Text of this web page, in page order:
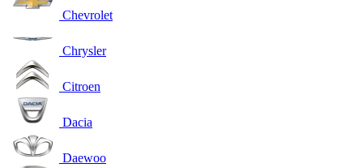
Chevrolet
Chrysler
Citroen
Dacia
Daewoo